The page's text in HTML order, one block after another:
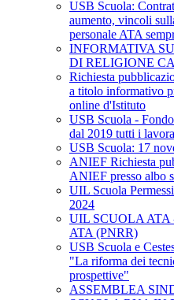
USB Scuola:
aumento, vincoli
personale ATA
INFORMATIVA
DI RELIGIONE
Richiesta
a titolo informativo
online d'Istituto
USB Scuola -
dal 2019 tutti i
USB Scuola: 17
ANIEF Richiesta
ANIEF presso albo
UIL Scuola
2024
UIL SCUOLA ATA
ATA (PNRR)
USB Scuola e
"La riforma dei
prospettive"
ASSEMBLEA